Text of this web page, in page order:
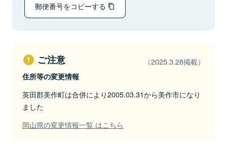
郵便番号をコピーする
ご注意 （2025.3.28掲載）
住所等の変更情報
英田郡美作町は合併により2005.03.31から美作市になり
ました
岡山県の変更情報一覧 はこちら